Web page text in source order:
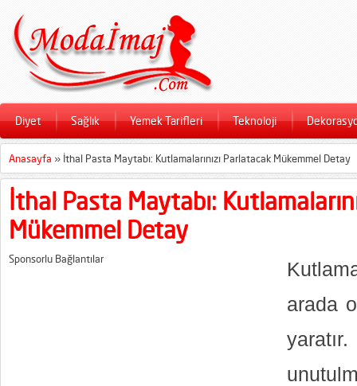
Diyet Sağlık Yemek Tarifleri Teknoloji
Anasayfa » İthal Pasta Maytabı: Kutlamalarınızı Parlatacak Mükemmel Detay
İthal Pasta Maytabı:
Mükemmel Detay
Sponsorlu Bağlantılar
arada